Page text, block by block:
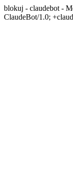
blokuj - claudebot -
ClaudeBot/1.0;